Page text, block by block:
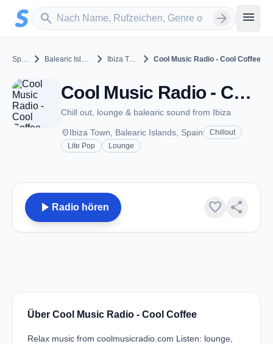
Zum Hauptinhalt springen
search
Sender suchen arrow_forward menu
Spain chevron_right Balearic Islands chevron_right Ibiza Town chevron_right Cool Music Radio - Cool Coffee
Cool Music Radio - Cool Coffee - Ibiza Town
Chill out, lounge & balearic sound from Ibiza
placeIbiza Town, Balearic Islands, Spain
Chillout
Lite Pop
Lounge
play_arrow Radio hören favorite share
Über Cool Music Radio - Cool Coffee
Relax music from coolmusicradio.com Listen: lounge,